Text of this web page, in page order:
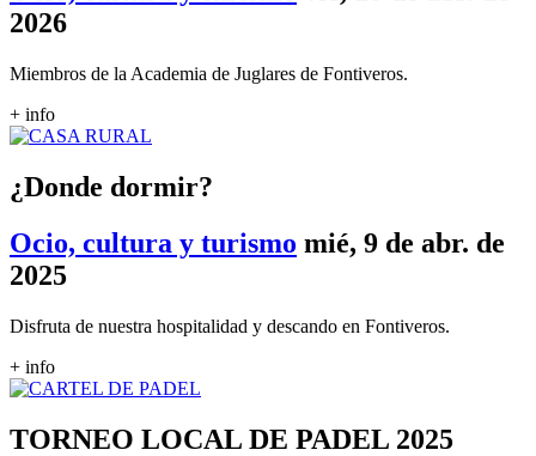
2026
Miembros de la Academia de Juglares de Fontiveros.
+ info
¿Donde dormir?
Ocio, cultura y turismo mié, 9 de abr. de
2025
Disfruta de nuestra hospitalidad y descando en Fontiveros.
+ info
TORNEO LOCAL DE PADEL 2025